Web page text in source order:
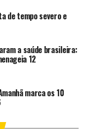
estavam
óleos
e ingredientes
original não
nem detalha
ou mercados-
pecuária,
de tempo severo e
a saúde brasileira:
12
marca os 10